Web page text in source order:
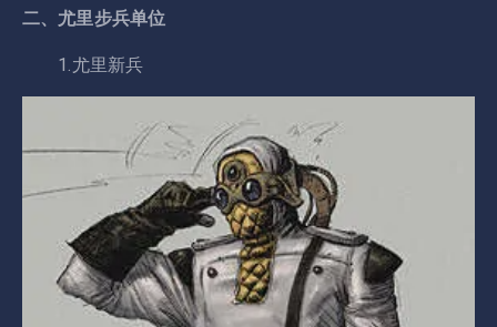
二、尤里步兵单位
1.尤里新兵